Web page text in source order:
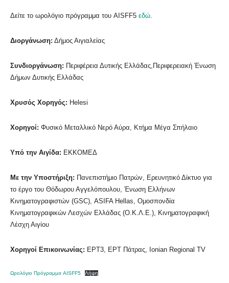
Δείτε το ωρολόγιο πρόγραμμα του AISFF5 εδώ.
Διοργάνωση: Δήμος Αιγιαλείας
Συνδιοργάνωση: Περιφέρεια Δυτικής Ελλάδας,Περιφερειακή Ένωση
Δήμων Δυτικής Ελλάδας
Χρυσός Χορηγός: Helesi
Χορηγοί: Φυσικό Μεταλλικό Νερό Αύρα, Κτήμα Μέγα Σπήλαιο
Υπό την Αιγίδα: ΕΚΚΟΜΕΔ
Με την Υποστήριξη: Πανεπιστήμιο Πατρών, Ερευνητικό Δίκτυο για
το έργο του Θόδωρου Αγγελόπουλου, Ένωση Ελλήνων
Κινηματογραφιστών (GSC), ASIFA Hellas, Ομοσπονδία
Κινηματογραφικών Λεσχών Ελλάδας (Ο.Κ.Λ.Ε.), Κινηματογραφική
Λέσχη Αιγίου
Χορηγοί Επικοινωνίας: ΕΡΤ3, ΕΡΤ Πάτρας, Ionian Regional TV
Ωρολόγιο Πρόγραμμα AISFF5 Λήψη